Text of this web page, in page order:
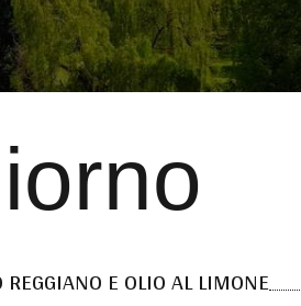
E OLIO AL LIMONE